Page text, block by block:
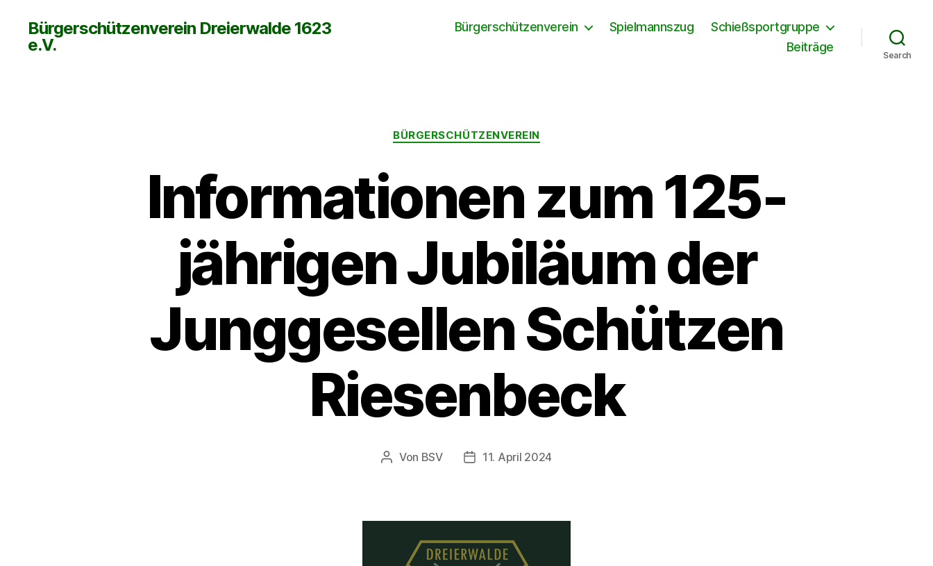
Bürgerschützenverein Dreierwalde 1623
e.V.
Bürgerschützenverein Spielmannszug
Schießsportgruppe
Beiträge
Search
Kategorien
BÜRGERSCHÜTZENVEREIN
Informationen zum 125-
jährigen Jubiläum der
Junggesellen Schützen
Riesenbeck
Beitragsautor
Von BSV Beitragsdatum
11. April 2024